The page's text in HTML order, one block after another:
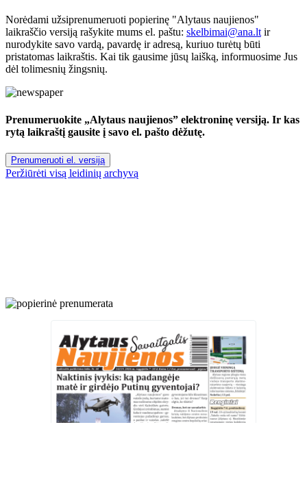
Norėdami užsiprenumeruoti popierinę "Alytaus naujienos"
laikraščio versiją rašykite mums el. paštu: skelbimai@ana.lt ir
nurodykite savo vardą, pavardę ir adresą, kuriuo turėtų būti
pristatomas laikraštis. Kai tik gausime jūsų laišką, informuosime Jus
dėl tolimesnių žingsnių.
Prenumeruokite „Alytaus naujienos” elektroninę versiją. Ir kas
rytą laikraštį gausite į savo el. pašto dėžutę.
Prenumeruoti el. versiją
Peržiūrėti visą leidinių archyvą